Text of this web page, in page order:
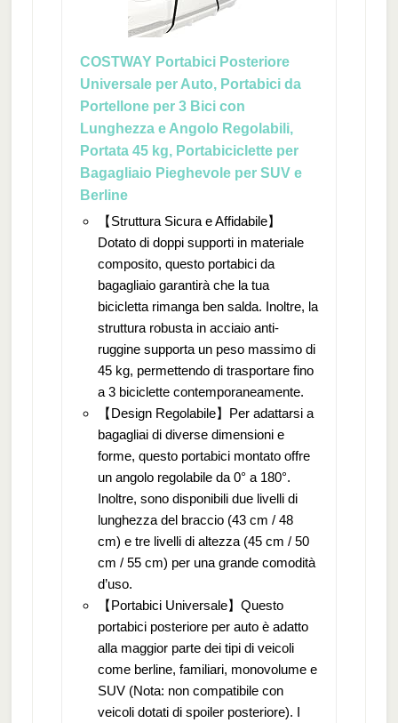
COSTWAY Portabici Posteriore
Universale per Auto, Portabici da
Portellone per 3 Bici con
Lunghezza e Angolo Regolabili,
Portata 45 kg, Portabiciclette per
Bagagliaio Pieghevole per SUV e
Berline
【Struttura Sicura e Affidabile】
Dotato di doppi supporti in materiale
composito, questo portabici da
bagagliaio garantirà che la tua
bicicletta rimanga ben salda. Inoltre, la
struttura robusta in acciaio anti-
ruggine supporta un peso massimo di
45 kg, permettendo di trasportare fino
a 3 biciclette contemporaneamente.
【Design Regolabile】Per adattarsi a
bagagliai di diverse dimensioni e
forme, questo portabici montato offre
un angolo regolabile da 0° a 180°.
Inoltre, sono disponibili due livelli di
lunghezza del braccio (43 cm / 48
cm) e tre livelli di altezza (45 cm / 50
cm / 55 cm) per una grande comodità
d’uso.
【Portabici Universale】Questo
portabici posteriore per auto è adatto
alla maggior parte dei tipi di veicoli
come berline, familiari, monovolume e
SUV (Nota: non compatibile con
veicoli dotati di spoiler posteriore). I